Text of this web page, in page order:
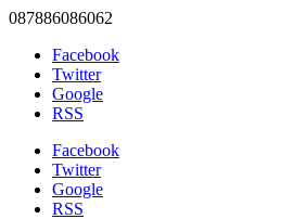
087886086062
Facebook
Twitter
Google
RSS
Facebook
Twitter
Google
RSS